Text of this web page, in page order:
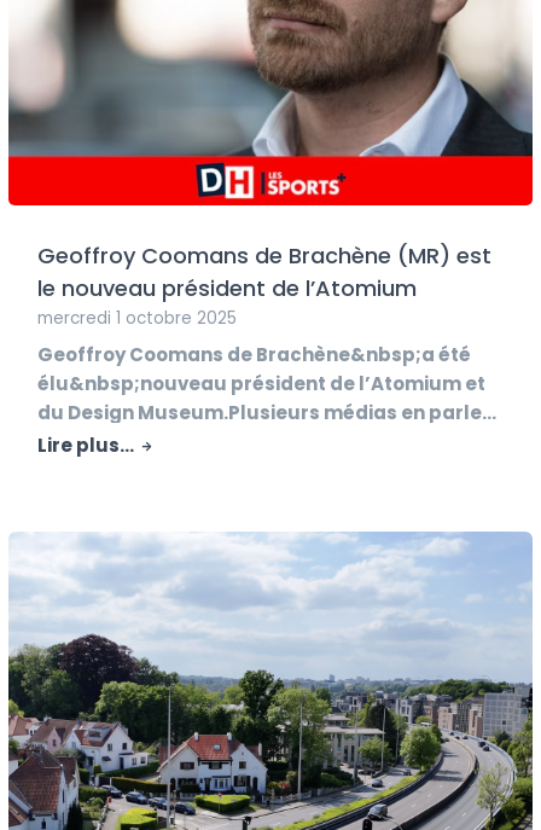
Geoffroy Coomans de Brachène (MR) est
le nouveau président de l’Atomium
mercredi 1 octobre 2025
Geoffroy Coomans de Brachène&nbsp;a été
élu&nbsp;nouveau président de l’Atomium et
du Design Museum.Plusieurs médias en parlent
déjà :? L’Avenir :...
Lire plus...